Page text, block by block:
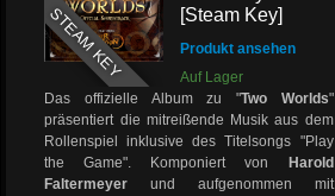
STEAM KEY
[Steam Key]
Produkt ansehen
Auf Lager
Das offizielle Album zu "Two Worlds"
präsentiert die mitreißende Musik aus dem
Rollenspiel inklusive des Titelsongs "Play
the Game". Komponiert von
Harold
Faltermeyer und aufgenommen mit